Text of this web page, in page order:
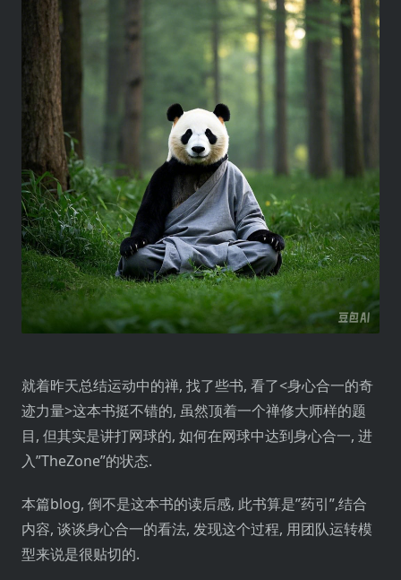
就着昨天总结运动中的禅, 找了些书, 看了<身心合一的奇
迹力量>这本书挺不错的, 虽然顶着一个禅修大师样的题
目, 但其实是讲打网球的, 如何在网球中达到身心合一, 进
入”TheZone”的状态.
本篇blog, 倒不是这本书的读后感, 此书算是”药引”,结合
内容, 谈谈身心合一的看法, 发现这个过程, 用团队运转模
型来说是很贴切的.